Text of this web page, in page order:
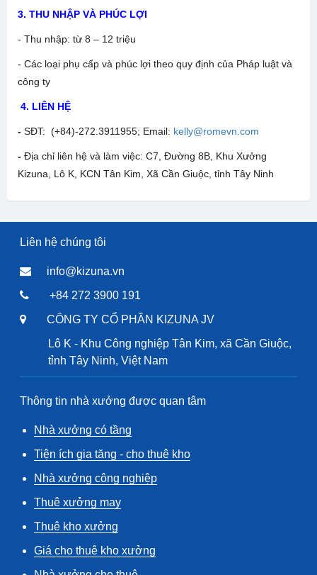
3. THU NHẬP VÀ PHÚC LỢI
- Thu nhập: từ 8 – 12 triệu
- Các loại phụ cấp và phúc lợi theo quy định của Pháp luật và
công ty
4. LIÊN HỆ
- SĐT: (+84)-272.3911955; Email: kelly@romevn.com
- Địa chỉ liên hệ và làm việc: C7, Đường 8B, Khu Xưởng
Kizuna, Lô K, KCN Tân Kim, Xã Cần Giuộc, tỉnh Tây Ninh
Liên hệ chúng tôi
info@kizuna.vn
+84 272 3900 191
CÔNG TY CỔ PHẦN KIZUNA JV
Lô K - Khu Công nghiệp Tân Kim, xã Cần Giuộc,
tỉnh Tây Ninh, Việt Nam
Thông tin nhà xưởng được quan tâm
Nhà xưởng có tầng
Tiện ích gia tăng - cho thuê kho
Nhà xưởng công nghiệp
Thuê xưởng may
Thuê kho xưởng
Giá cho thuê kho xưởng